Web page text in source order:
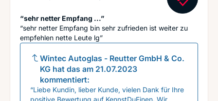
“sehr netter Empfang ...”
“sehr netter Empfang bin sehr zufrieden ist weiter zu
empfehlen nette Leute lg”
Wintec Autoglas - Reutter GmbH & Co.
KG hat das am 21.07.2023
kommentiert:
“Liebe Kundin, lieber Kunde, vielen Dank für Ihre
positive Bewertung auf KennstDuEinen. Wir